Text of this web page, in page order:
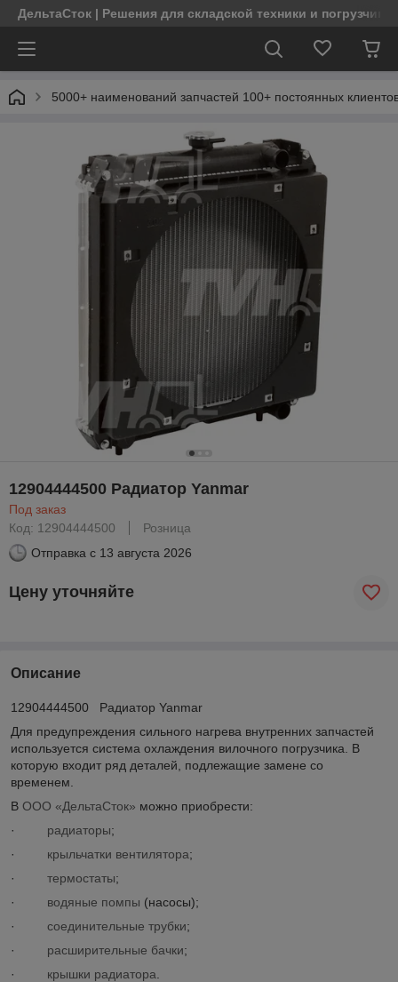
ДельтаСток | Решения для складской техники и
5000+ наименований запчастей 100+ постоянных
12904444500 Радиатор Yanmar
Под заказ
Код: 12904444500
Розница
Отправка с 13 августа 2026
Цену уточняйте
Описание
12904444500 Радиатор Yanmar
Для предупреждения сильного нагрева внутренних запчастей
используется система охлаждения вилочного погрузчика. В
которую входит ряд деталей, подлежащие замене со
временем.
В ООО «ДельтаСток» можно приобрести:
· радиаторы;
· крыльчатки вентилятора;
· термостаты;
·
водяные помпы (насосы);
· соединительные трубки;
· расширительные бачки;
·
крышки радиатора